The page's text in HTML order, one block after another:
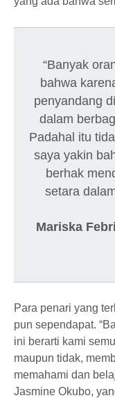
“Banyak
bahwa
penyandang
dalam
Padahal itu
saya yakin
berhak
setara
Mariska
Para penari yang
pun sependapat.
ini berarti kami
maupun tidak,
memahami dan
Jasmine Okubo,